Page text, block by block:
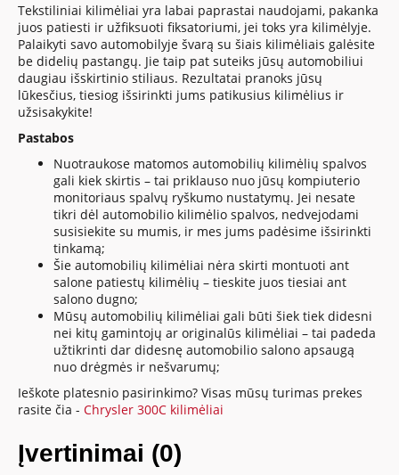
Tekstiliniai kilimėliai yra labai paprastai naudojami, pakanka
juos patiesti ir užfiksuoti fiksatoriumi, jei toks yra kilimėlyje.
Palaikyti savo automobilyje švarą su šiais kilimėliais galėsite
be didelių pastangų. Jie taip pat suteiks jūsų automobiliui
daugiau išskirtinio stiliaus. Rezultatai pranoks jūsų
lūkesčius, tiesiog išsirinkti jums patikusius kilimėlius ir
užsisakykite!
Pastabos
Nuotraukose matomos automobilių kilimėlių spalvos
gali kiek skirtis – tai priklauso nuo jūsų kompiuterio
monitoriaus spalvų ryškumo nustatymų. Jei nesate
tikri dėl automobilio kilimėlio spalvos, nedvejodami
susisiekite su mumis, ir mes jums padėsime išsirinkti
tinkamą;
Šie automobilių kilimėliai nėra skirti montuoti ant
salone patiestų kilimėlių – tieskite juos tiesiai ant
salono dugno;
Mūsų automobilių kilimėliai gali būti šiek tiek didesni
nei kitų gamintojų ar originalūs kilimėliai – tai padeda
užtikrinti dar didesnę automobilio salono apsaugą
nuo drėgmės ir nešvarumų;
Ieškote platesnio pasirinkimo? Visas mūsų turimas prekes
rasite čia -Chrysler 300C kilimėliai
Įvertinimai (0)